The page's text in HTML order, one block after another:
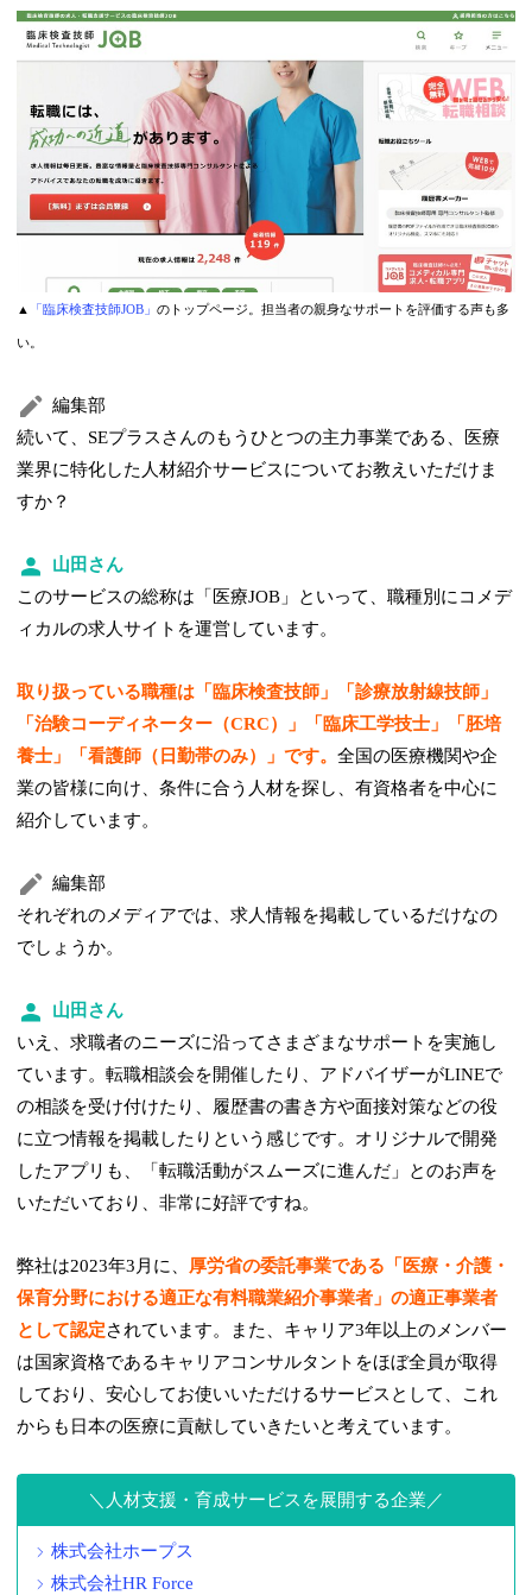
▲ 「臨床検査技師JOB」のトップページ。担当者の親身なサポートを評価する声も多
い。
編集部
続いて、SEプラスさんのもうひとつの主力事業である、医療
業界に特化した人材紹介サービスについてお教えいただけま
すか？
山田さん
このサービスの総称は「医療JOB」といって、職種別にコメデ
ィカルの求人サイトを運営しています。
取り扱っている職種は「臨床検査技師」「診療放射線技師」
「治験コーディネーター（CRC）」「臨床工学技士」「胚培
養士」「看護師（日勤帯のみ）」です。全国の医療機関や企
業の皆様に向け、条件に合う人材を探し、有資格者を中心に
紹介しています。
編集部
それぞれのメディアでは、求人情報を掲載しているだけなの
でしょうか。
山田さん
いえ、求職者のニーズに沿ってさまざまなサポートを実施し
ています。転職相談会を開催したり、アドバイザーがLINEで
の相談を受け付けたり、履歴書の書き方や面接対策などの役
に立つ情報を掲載したりという感じです。オリジナルで開発
したアプリも、「転職活動がスムーズに進んだ」とのお声を
いただいており、非常に好評ですね。
弊社は2023年3月に、 厚労省の委託事業である「医療・介護・
保育分野における適正な有料職業紹介事業者」の適正事業者
として認定されています。また、キャリア3年以上のメンバー
は国家資格であるキャリアコンサルタントをほぼ全員が取得
しており、安心してお使いいただけるサービスとして、これ
からも日本の医療に貢献していきたいと考えています。
人材支援・育成サービスを展開する企業
株式会社ホープス
株式会社HR Force